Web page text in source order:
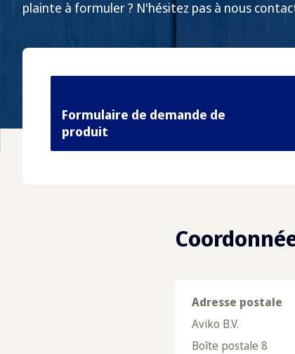
plainte à formuler ? N'hésitez pas à nous
Formulaire de demande de
produit
Adresse postale
Aviko B.V.
Boîte postale 8